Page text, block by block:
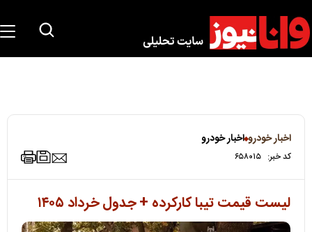
اخبار خودرو اخبار خودرو
کد خبر: ۶۵۸۰۱۵
لیست قیمت تیبا کارکرده + جدول خرداد ۱۴۰۵